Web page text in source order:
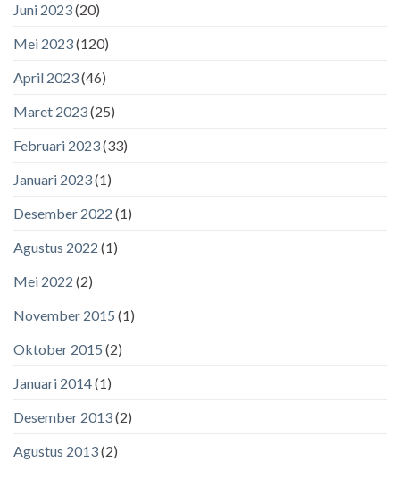
Juni 2023(20)
Mei 2023(120)
April 2023(46)
Maret 2023(25)
Februari 2023(33)
Januari 2023(1)
Desember 2022 (1)
Agustus 2022 (1)
Mei 2022 (2)
November 2015 (1)
Oktober 2015 (2)
Januari 2014(1)
Desember 2013(2)
Agustus 2013(2)